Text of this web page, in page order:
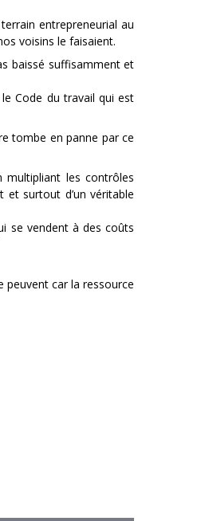
entrepreneurial au
voisins le faisaient.
baissé suffisamment et
Code du travail qui est
tombe en panne par ce
multipliant les contrôles
et surtout d’un véritable
se vendent à des coûts
peuvent car la ressource